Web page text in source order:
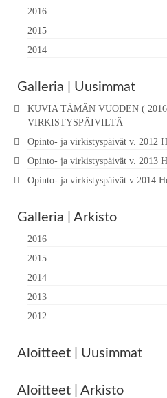
2016
2015
2014
Galleria | Uusimmat
KUVIA TÄMÄN VUODEN (
VIRKISTYSPÄIVILTÄ
Opinto- ja virkistyspäivät v. 2012
Opinto- ja virkistyspäivät v. 2013
Opinto- ja virkistyspäivät v 2014
Galleria | Arkisto
2016
2015
2014
2013
2012
Aloitteet | Uusimmat
Aloitteet | Arkisto